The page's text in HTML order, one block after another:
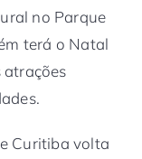
no Parque
terá o Natal
Curitiba volta